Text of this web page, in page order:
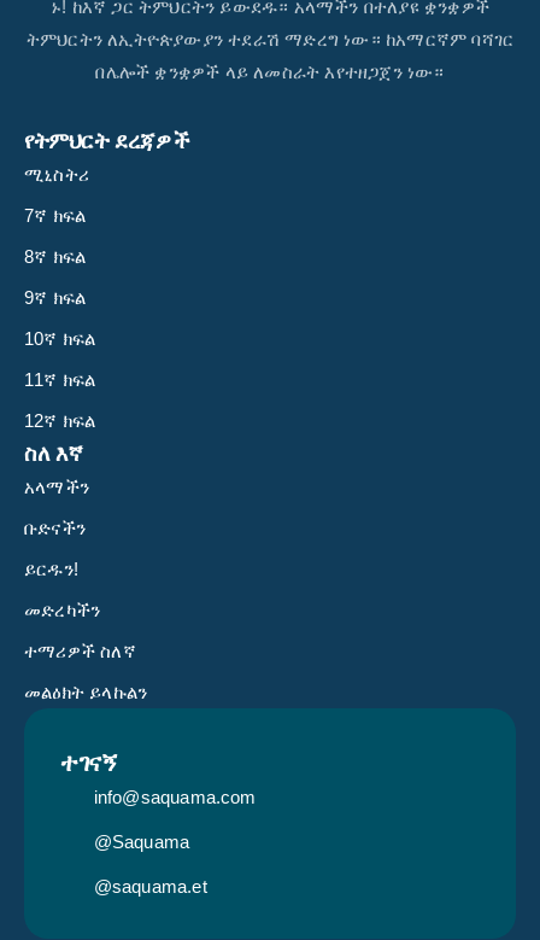
ኑ! ከእኛ ጋር ትምህርትን ይውደዱ። አላማችን በተለያዩ ቋንቋዎች
ትምህርትን ለኢትዮጵያውያን ተደራሽ ማድረግ ነው። ከአማርኛም ባሻገር
በሌሎች ቋንቋዎች ላይ ለመስራት እየተዘጋጀን ነው።
የትምህርት ደረጃዎች
ሚኒስትሪ
7ኛ ክፍል
8ኛ ክፍል
9ኛ ክፍል
10ኛ ክፍል
11ኛ ክፍል
12ኛ ክፍል
ስለ እኛ
አላማችን
ቡድናችን
ይርዱን!
መድረካችን
ተማሪዎች ስለኛ
መልዕክት ይላኩልን
ተገናኝ
info@saquama.com
@Saquama
@saquama.et